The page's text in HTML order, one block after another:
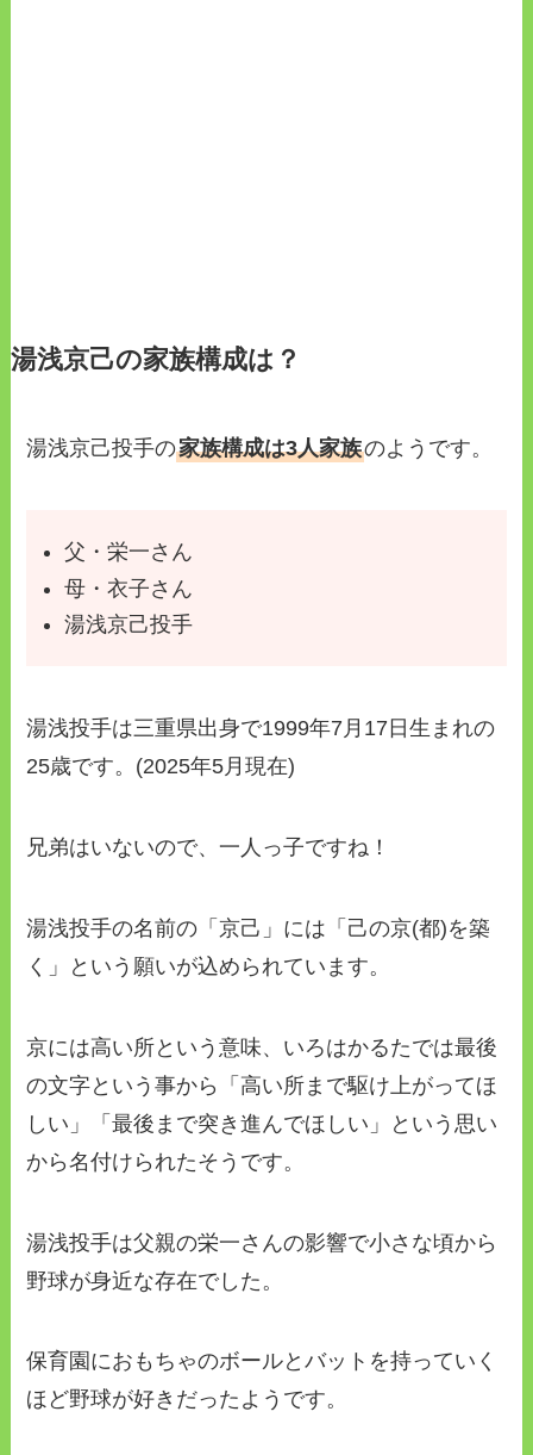
湯浅京己の家族構成は？
湯浅京己投手の家族構成は3人家族のようです。
父・栄一さん
母・衣子さん
湯浅京己投手
湯浅投手は三重県出身で1999年7月17日生まれの
25歳です。(2025年5月現在)
兄弟はいないので、一人っ子ですね！
湯浅投手の名前の「京己」には「己の京(都)を築
く」という願いが込められています。
京には高い所という意味、いろはかるたでは最後
の文字という事から「高い所まで駆け上がってほ
しい」「最後まで突き進んでほしい」という思い
から名付けられたそうです。
湯浅投手は父親の栄一さんの影響で小さな頃から
野球が身近な存在でした。
保育園におもちゃのボールとバットを持っていく
ほど野球が好きだったようです。